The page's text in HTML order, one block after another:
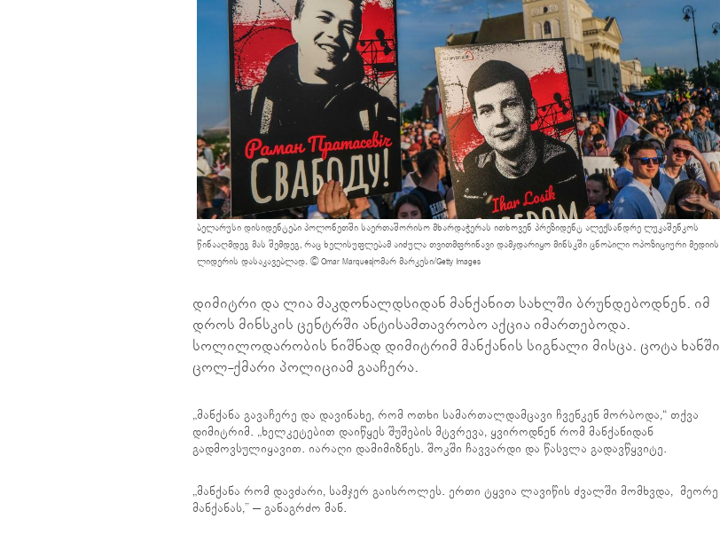
ბელარუსი დისიდენტები პოლონეთში საერთაშორისო მხარდაჭერას ითხოვენ პრეზიდენტ ალექსანდრე ლუკაშენკოს
წინააღმდეგ მას შემდეგ, რაც ხელისუფლებამ აიძულა თვითმფრინავი დამჯდარიყო მინსკში ცნობილი ოპოზიციური მედიის
ლიდერის დასაკავებლად. © Omar Marques|ომარ მარკესი/Getty Images
დიმიტრი და ლია მაკდონალდსიდან მანქანით სახლში ბრუნდებოდნენ. იმ
დროს მინსკის ცენტრში ანტისამთავრობო აქცია იმართებოდა.
სოლილოდარობის ნიშნად დიმიტრიმ მანქანის სიგნალი მისცა. ცოტა ხანში
ცოლ-ქმარი პოლიციამ გააჩერა.
„მანქანა გავაჩერე და დავინახე, რომ ოთხი სამართალდამცავი ჩვენკენ მორბოდა,“ თქვა
დიმიტრიმ. „ხელკეტებით დაიწყეს შუშების მტვრევა, ყვიროდნენ რომ მანქანიდან
გადმოვსულიყავით. იარაღი დამიმიზნეს. შოკში ჩავვარდი და წასვლა გადავწყვიტე.
„მანქანა რომ დავძარი, სამჯერ გაისროლეს. ერთი ტყვია ლავიწის ძვალში მომხვდა, მეორე
მანქანას,” – განაგრძო მან.